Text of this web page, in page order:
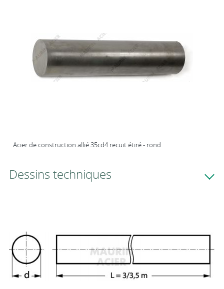
Acier de construction allié 35cd4 recuit étiré - rond
Dessins techniques